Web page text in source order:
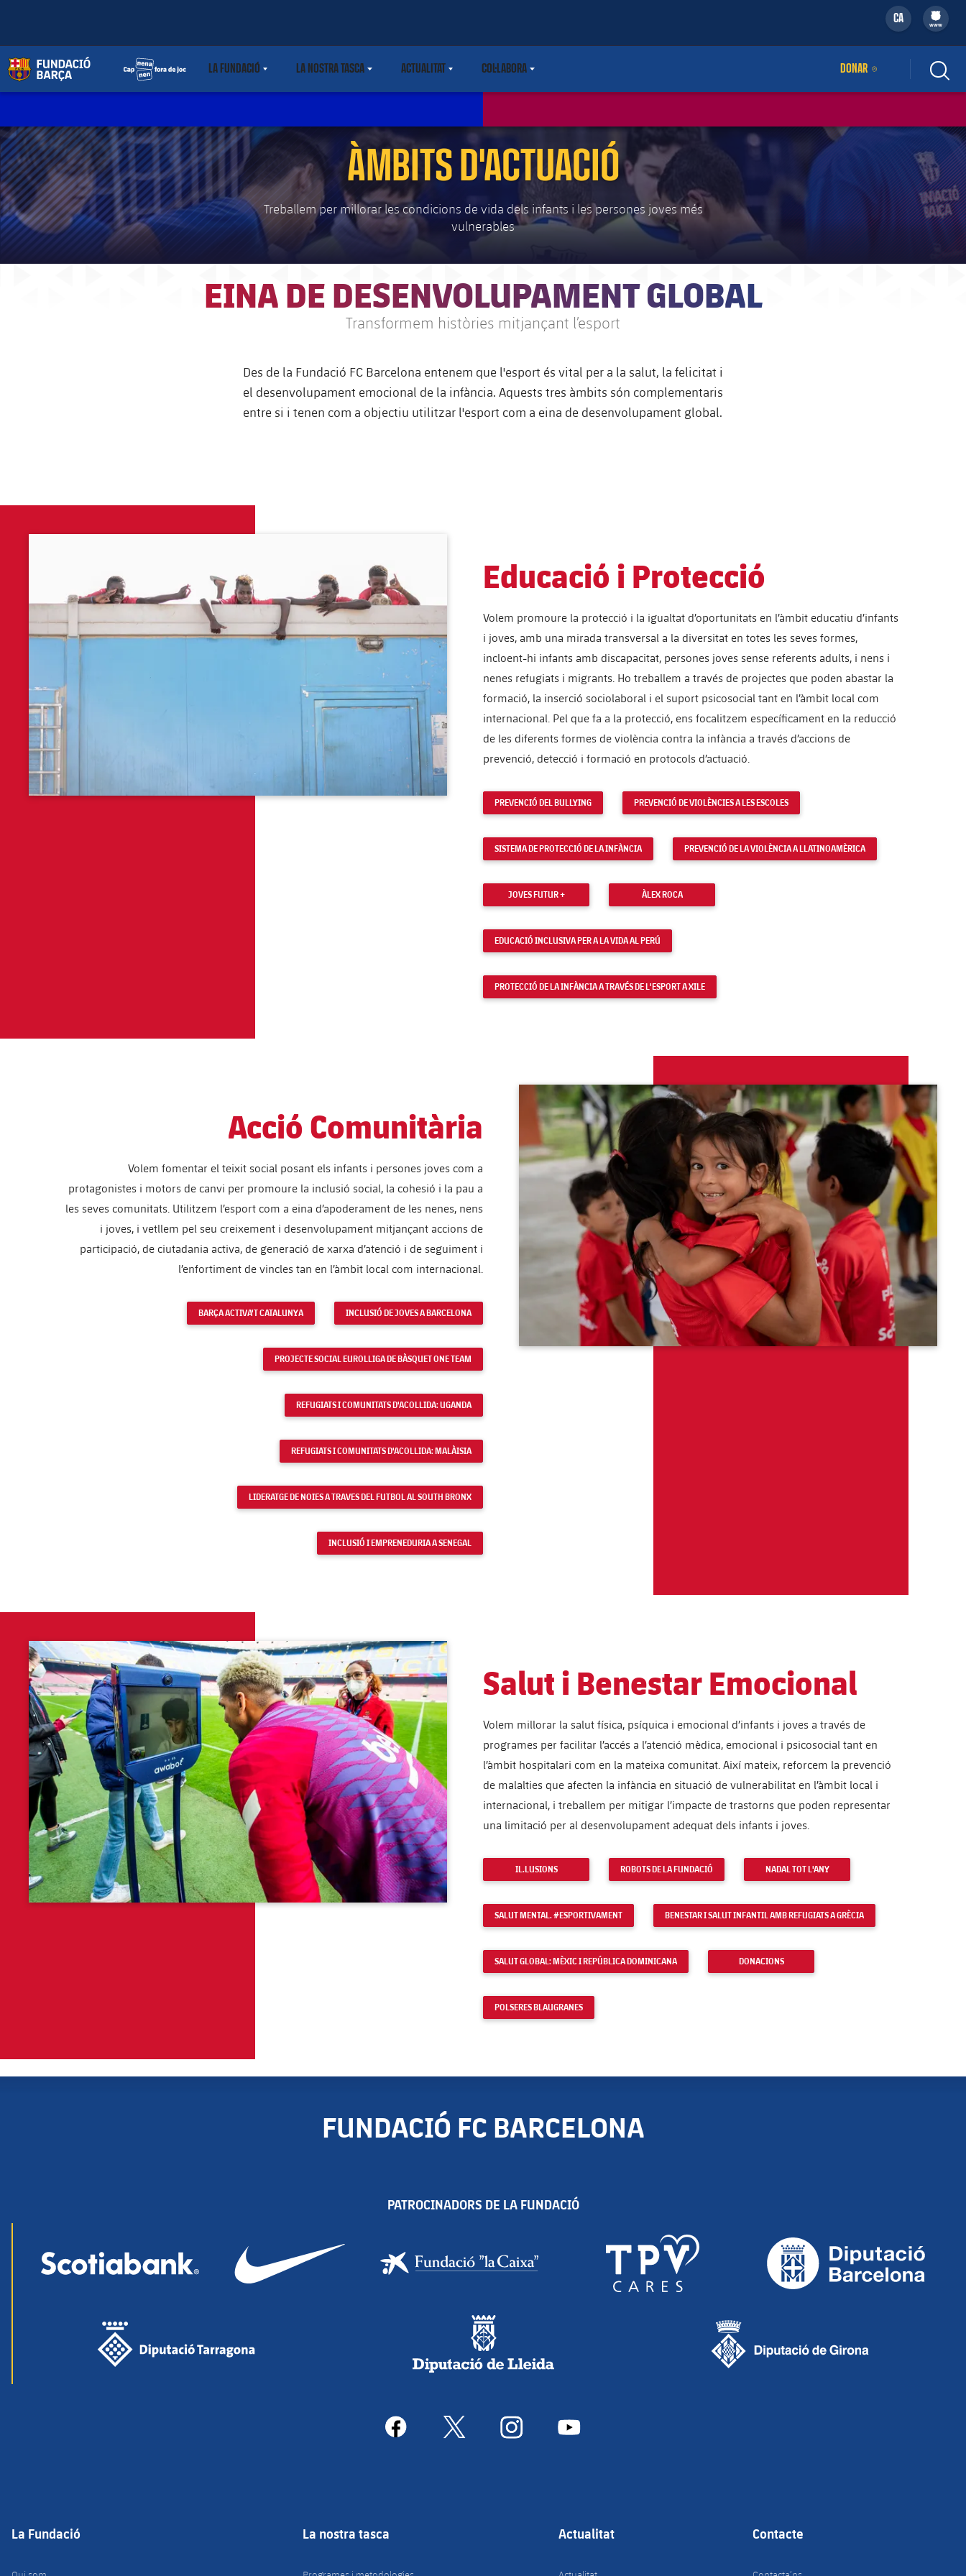
CA
filled-badge
www
LA FUNDACIÓLABEL.SHARE.CARETDOWN
LA NOSTRA TASCALABEL.SHARE.CARETDOWN
ACTUALITATLABEL.SHARE.CARETDOWN
COL·LABORALABEL.SHARE.CARETDOWN DONARENLLAÇ EXTERN
ÀMBITS D'ACTUACIÓ
Treballem per millorar les condicions de vida dels infants i les persones joves més
vulnerables
EINA DE DESENVOLUPAMENT GLOBAL
Transformem històries mitjançant l’esport
Des de la Fundació FC Barcelona entenem que l'esport és vital per a la salut, la felicitat i
el desenvolupament emocional de la infància. Aquests tres àmbits són complementaris
entre si i tenen com a objectiu utilitzar l'esport com a eina de desenvolupament global.
Educació i Protecció
Volem promoure la protecció i la igualtat d’oportunitats en l’àmbit educatiu d’infants
i joves, amb una mirada transversal a la diversitat en totes les seves formes,
incloent-hi infants amb discapacitat, persones joves sense referents adults, i nens i
nenes refugiats i migrants. Ho treballem a través de projectes que poden abastar la
formació, la inserció sociolaboral i el suport psicosocial tant en l’àmbit local com
internacional. Pel que fa a la protecció, ens focalitzem específicament en la reducció
de les diferents formes de violència contra la infància a través d’accions de
prevenció, detecció i formació en protocols d’actuació.
PREVENCIÓ DEL BULLYING PREVENCIÓ DE VIOLÈNCIES A LES ESCOLES
SISTEMA DE PROTECCIÓ DE LA INFÀNCIA PREVENCIÓ DE LA VIOLÈNCIA A LLATINOAMÈRICA
JOVES FUTUR + ÀLEX ROCA
EDUCACIÓ INCLUSIVA PER A LA VIDA AL PERÚ
PROTECCIÓ DE LA INFÀNCIA A TRAVÉS DE L'ESPORT A XILE
Acció Comunitària
Volem fomentar el teixit social posant els infants i persones joves com a
protagonistes i motors de canvi per promoure la inclusió social, la cohesió i la pau a
les seves comunitats. Utilitzem l’esport com a eina d’apoderament de les nenes, nens
i joves, i vetllem pel seu creixement i desenvolupament mitjançant accions de
participació, de ciutadania activa, de generació de xarxa d’atenció i de seguiment i
l’enfortiment de vincles tan en l’àmbit local com internacional.
BARÇA ACTIVA'T CATALUNYA INCLUSIÓ DE JOVES A BARCELONA
PROJECTE SOCIAL EUROLLIGA DE BÀSQUET ONE TEAM
REFUGIATS I COMUNITATS D'ACOLLIDA: UGANDA
REFUGIATS I COMUNITATS D'ACOLLIDA: MALÀISIA
LIDERATGE DE NOIES A TRAVES DEL FUTBOL AL SOUTH BRONX
INCLUSIÓ I EMPRENEDURIA A SENEGAL
Salut i Benestar Emocional
Volem millorar la salut física, psíquica i emocional d’infants i joves a través de
programes per facilitar l’accés a l’atenció mèdica, emocional i psicosocial tant en
l’àmbit hospitalari com en la mateixa comunitat. Així mateix, reforcem la prevenció
de malalties que afecten la infància en situació de vulnerabilitat en l’àmbit local i
internacional, i treballem per mitigar l’impacte de trastorns que poden representar
una limitació per al desenvolupament adequat dels infants i joves.
IL.LUSIONS ROBOTS DE LA FUNDACIÓ NADAL TOT L'ANY
SALUT MENTAL. #ESPORTIVAMENT BENESTAR I SALUT INFANTIL AMB REFUGIATS A GRÈCIA
SALUT GLOBAL: MÈXIC I REPÚBLICA DOMINICANA DONACIONS
POLSERES BLAUGRANES
FUNDACIÓ FC BARCELONA
PATROCINADORS DE LA FUNDACIÓ
facebook x instagram youtube
La Fundació La nostra tasca Actualitat Contacte